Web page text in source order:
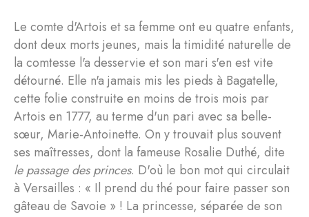
Le comte d'Artois et sa femme ont eu quatre enfants,
dont deux morts jeunes, mais la timidité naturelle de
la comtesse l'a desservie et son mari s'en est vite
détourné. Elle n'a jamais mis les pieds à Bagatelle,
cette folie construite en moins de trois mois par
Artois en 1777, au terme d'un pari avec sa belle-
sœur, Marie-Antoinette. On y trouvait plus souvent
ses maîtresses, dont la fameuse Rosalie Duthé, dite
le passage des princes. D'où le bon mot qui circulait
à Versailles : « Il prend du thé pour faire passer son
gâteau de Savoie » ! La princesse, séparée de son